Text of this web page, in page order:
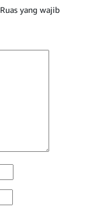
Ruas yang wajib